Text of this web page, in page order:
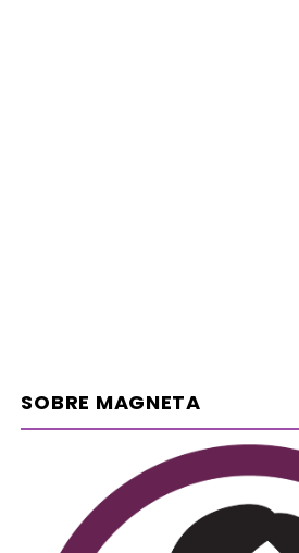
SOBRE MAGNETA